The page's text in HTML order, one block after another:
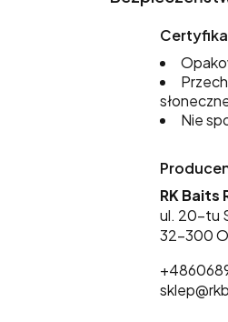
Nie
RK Baits
ul. 20-tu
32-300